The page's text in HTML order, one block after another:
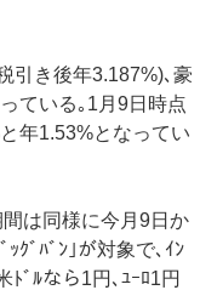
引き後年3.187%)､豪
ている｡1月9日時点
年1.53%となってい
間は同様に今月9日か
ｸﾞﾊﾞﾝ｣が対象で､ｲﾝ
ﾄﾞﾙなら1円､ﾕｰﾛ1円